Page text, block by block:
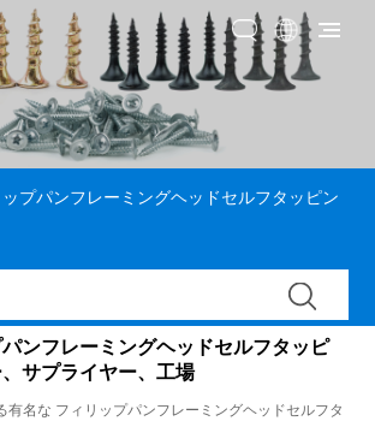
プパンフレーミングヘッドセルフタッピン
ンフレーミングヘッドセルフタッピ
サプライヤー、工場
有名な フィリップパンフレーミングヘッドセルフタ